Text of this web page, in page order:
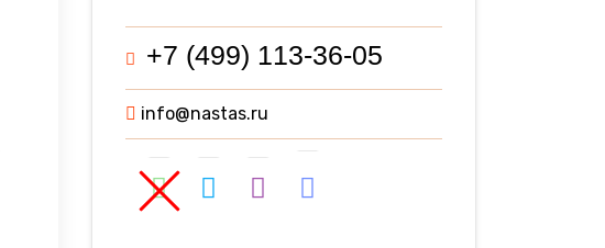
+7 (499) 113-36-05
info@nastas.ru